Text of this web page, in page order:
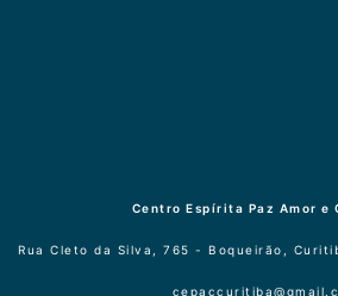
Centro Espírita Paz Amor e
Rua Cleto da Silva, 765 - Boqueirão,